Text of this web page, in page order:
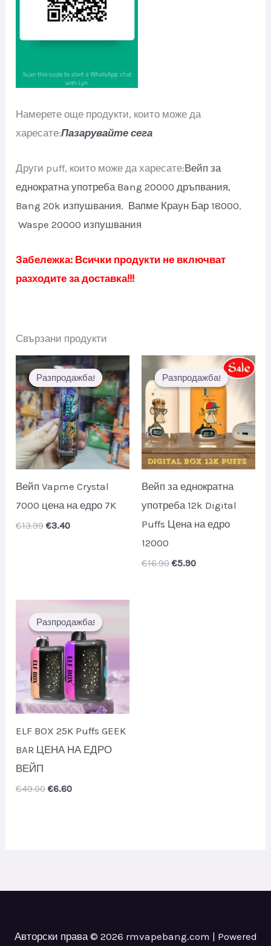
Намерете още продукти, които може да
харесате:Пазарувайте сега
Други puff, които може да харесате:Вейп за
еднократна употреба Bang 20000 дръпвания,
Bang 20k изпушвания, Вапме Краун Бар 18000,
Waspe 20000 изпушвания
Забележка: Всички продукти не включват
разходите за доставка!!!
Свързани продукти
Разпродажба!
Разпродажба!
Вейп Vapme Crystal
7000 цена на едро 7K
€13.99 Original
€3.40Current
Разпродажба!
Разпродажба!
Вейп за еднократна
употреба 12k Digital
Puffs Цена на едро
12000
€16.90 Original
€5.90Current
Разпродажба!
Разпродажба!
ELF BOX 25K Puffs GEEK
BAR ЦЕНА НА ЕДРО
ВЕЙП
€49.00 Original
€6.60Current
Авторски права © 2026 rmvapebang.com | Powered